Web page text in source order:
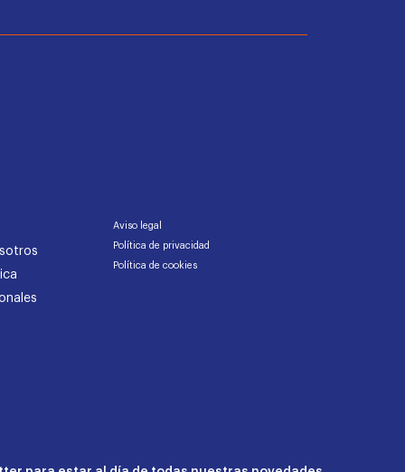
Aviso legal
Política de privacidad
Política de cookies